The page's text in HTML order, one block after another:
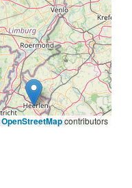
OpenStreetMapcontributors